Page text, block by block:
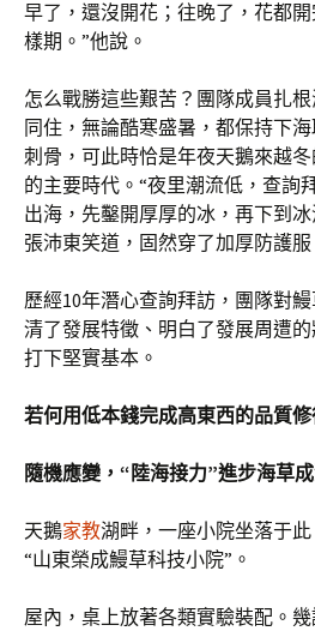
早了，還沒開花；往晚了，花都
樣期。”他說。
怎么戰勝這些艱苦？團隊成員扎
同住，無論酷寒盛暑，都保持下
刺骨，可此時恰是年夜天鵝來越
的主要時代。“夜里潮流低，查詢
出海，先鑿開厚厚的冰，再下到
張沛東笑道，固然穿了加厚防護
歷經10年潛心查詢拜訪，團隊對
清了發展特徵、明白了發展周遭
打下堅實基本。
若何用低本錢完成高東西的品質修
隨機應變，“陸海接力”進步海草
天鵝家教湖畔，一座小院坐落于
“山東榮成鰻草科技小院”。
屋內，桌上放著各類實驗裝配。